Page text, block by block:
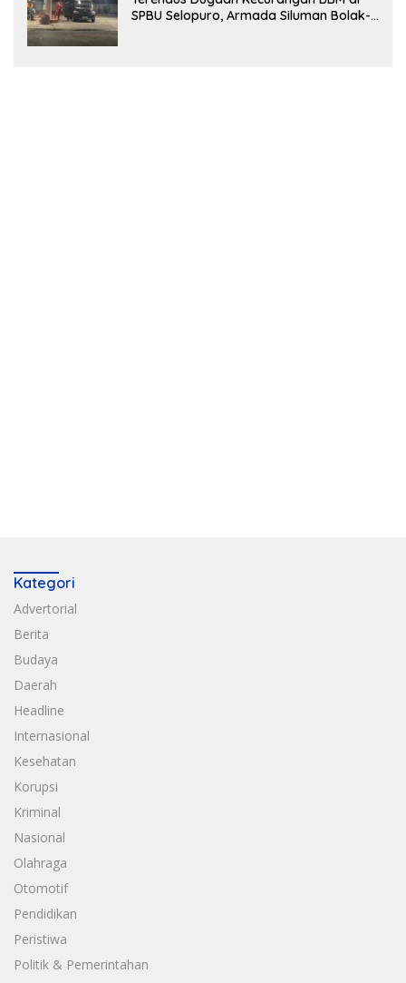
SPBU Selopuro, Armada Siluman Bolak-
Kategori
Advertorial
Berita
Budaya
Daerah
Headline
Internasional
Kesehatan
Korupsi
Kriminal
Nasional
Olahraga
Otomotif
Pendidikan
Peristiwa
Politik & Pemerintahan